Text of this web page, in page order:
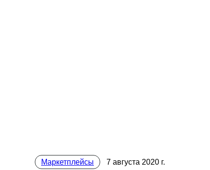
Маркетплейсы
7 августа 2020 г.